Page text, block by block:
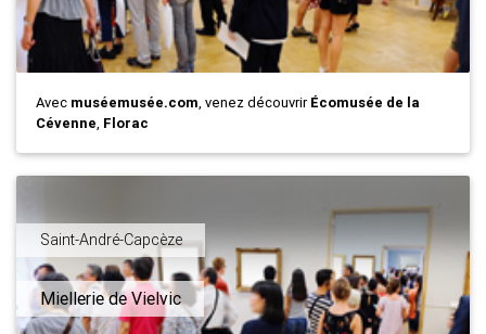
Avec muséemusée.com, venez découvrirÉcomusée de la
Cévenne, Florac
Saint-André-Capcèze
Miellerie de Vielvic